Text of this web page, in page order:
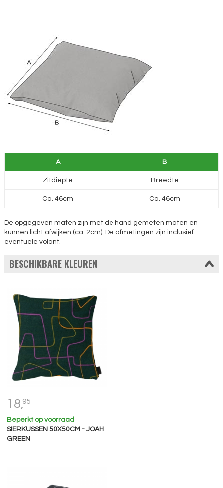
A B
Zitdiepte Breedte
Ca. 46cm Ca. 46cm
De opgegeven maten zijn met de hand gemeten maten en
kunnen licht afwijken (ca. 2cm). De afmetingen zijn inclusief
eventuele volant.
BESCHIKBARE KLEUREN
18,95
Beperkt op voorraad
SIERKUSSEN 50X50CM - JOAH
GREEN